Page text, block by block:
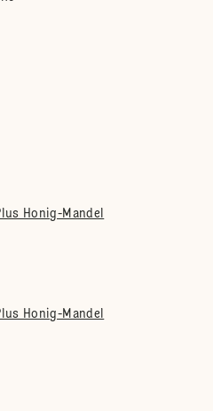
Honig-Mandel
Honig-Mandel